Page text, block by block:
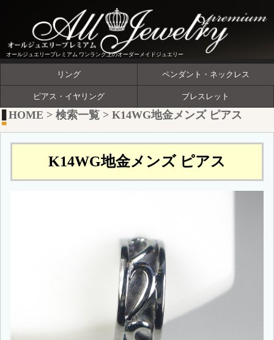
オールジュエリープレミアム ワンランク上のオーダーメイドジュエリー
リング ペンダント・ネックレス
ピアス・イヤリング ブレスレット
HOME > 検索一覧 > K14WG地金メンズ ピアス
K14WG地金メンズ ピアス